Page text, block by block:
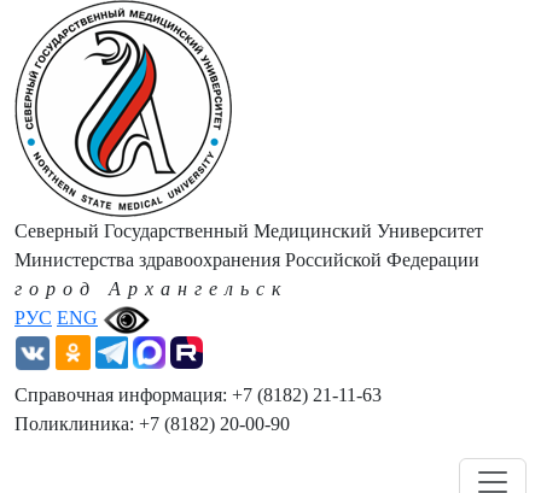
РУС ENG
Северный Государственный Медицинский Университет
Министерства здравоохранения Российской Федерации
город Архангельск
Справочная информация: +7 (8182) 21-11-63
Поликлиника: +7 (8182) 20-00-90